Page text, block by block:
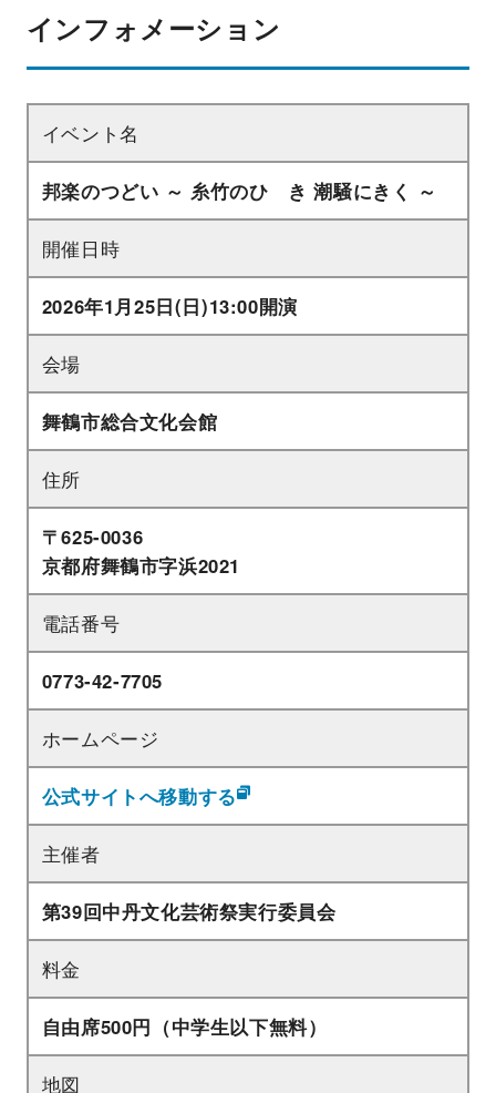
インフォメーション
イベント名
邦楽のつどい ～ 糸竹のひゞき 潮騒にきく ～
開催日時
2026年1月25日(日)13:00開演
会場
舞鶴市総合文化会館
住所
〒625-0036
京都府舞鶴市字浜2021
電話番号
0773‐42‐7705
ホームページ
公式サイトへ移動する
主催者
第39回中丹文化芸術祭実行委員会
料金
自由席500円（中学生以下無料）
地図